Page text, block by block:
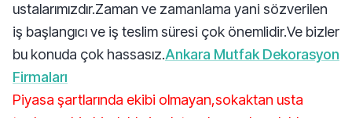
ustalarımızdır.Zaman ve zamanlama yani sözverilen
iş başlangıcı ve iş teslim süresi çok önemlidir.Ve bizler
bu konuda çok hassasız.Ankara Mutfak Dekorasyon
Firmaları
Piyasa şartlarında ekibi olmayan,sokaktan usta